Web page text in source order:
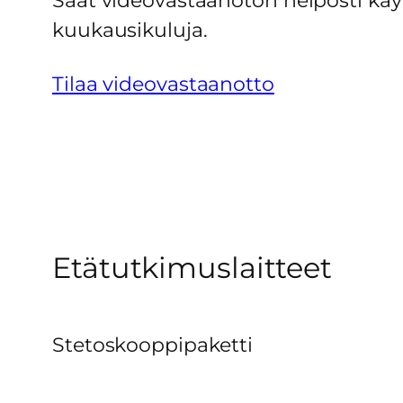
kuukausikuluja.
Tilaa videovastaanotto
Etätutkimuslaitteet
Stetoskooppipaketti